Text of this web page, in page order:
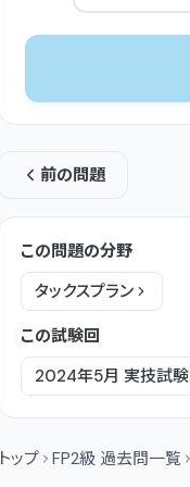
前の問題
この問題の分野
タックスプラン
この試験回
2024年5月 実技試験
トップ FP2級 過去問一覧